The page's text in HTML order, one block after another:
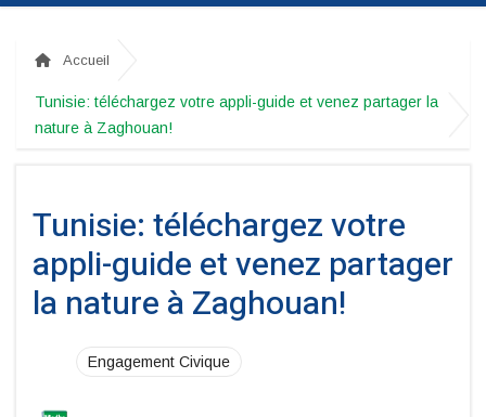
Accueil
Tunisie: téléchargez votre appli-guide et venez partager la
nature à Zaghouan!
Tunisie: téléchargez votre
appli-guide et venez partager
la nature à Zaghouan!
Engagement Civique